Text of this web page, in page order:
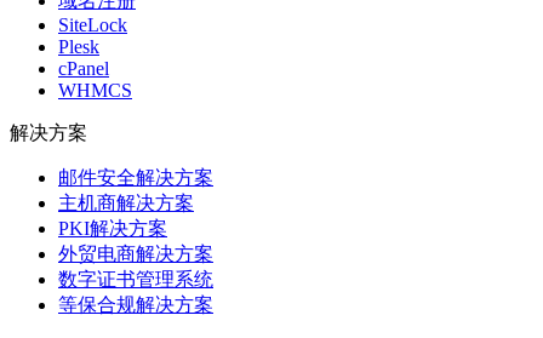
SiteLock
Plesk
cPanel
WHMCS
解决方案
邮件安全解决方案
主机商解决方案
PKI解决方案
外贸电商解决方案
数字证书管理系统
等保合规解决方案